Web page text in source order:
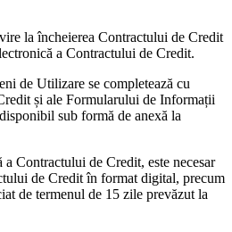
la încheierea Contractului de Credit
a Contractului de Credit.
de Utilizare se completează cu
și ale Formularului de Informații
sub formă de anexă la
a Contractului de Credit, este necesar
de Credit în format digital, precum
de termenul de 15 zile prevăzut la